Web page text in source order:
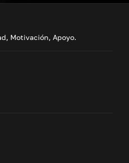
Motivación, Apoyo.